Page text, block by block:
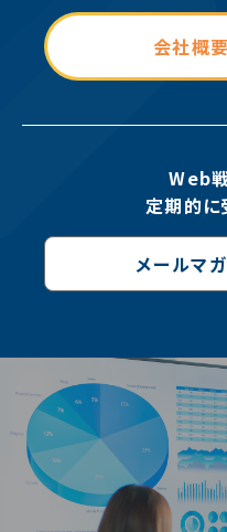
会社概
Web
定期的に
メールマ